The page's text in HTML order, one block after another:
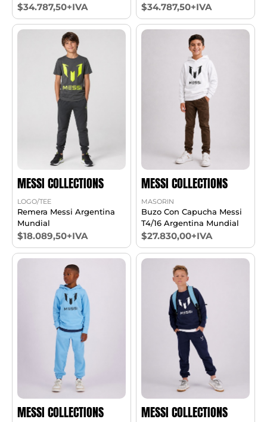
$34.787,50+IVA $34.787,50+IVA
MESSI COLLECTIONS
LOGO/TEE
Remera Messi Argentina
Mundial
$18.089,50+IVA
MESSI COLLECTIONS
MASORIN
Buzo Con Capucha Messi
T4/16 Argentina Mundial
$27.830,00+IVA
MESSI COLLECTIONS MESSI COLLECTIONS